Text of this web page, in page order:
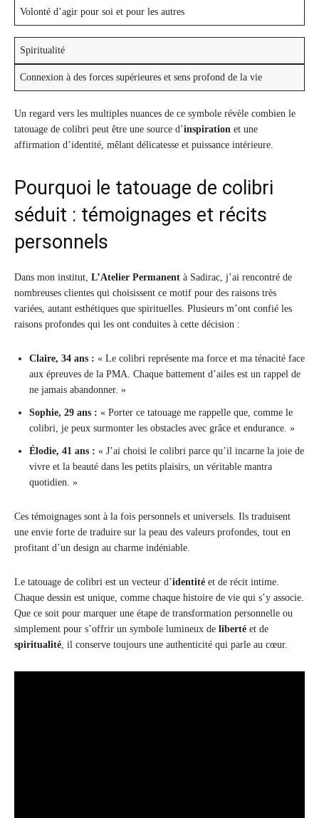
Volonté d’agir pour soi et pour les autres
Spiritualité
Connexion à des forces supérieures et sens profond de la vie
Un regard vers les multiples nuances de ce symbole révèle combien le
tatouage de colibri peut être une source d’inspiration et une
affirmation d’identité, mêlant délicatesse et puissance intérieure.
Pourquoi le tatouage de colibri
séduit : témoignages et récits
personnels
Dans mon institut, L’Atelier Permanent à Sadirac, j’ai rencontré de
nombreuses clientes qui choisissent ce motif pour des raisons très
variées, autant esthétiques que spirituelles. Plusieurs m’ont confié les
raisons profondes qui les ont conduites à cette décision :
Claire, 34 ans : « Le colibri représente ma force et ma ténacité face
aux épreuves de la PMA. Chaque battement d’ailes est un rappel de
ne jamais abandonner. »
Sophie, 29 ans : « Porter ce tatouage me rappelle que, comme le
colibri, je peux surmonter les obstacles avec grâce et endurance. »
Élodie, 41 ans : « J’ai choisi le colibri parce qu’il incarne la joie de
vivre et la beauté dans les petits plaisirs, un véritable mantra
quotidien. »
Ces témoignages sont à la fois personnels et universels. Ils traduisent
une envie forte de traduire sur la peau des valeurs profondes, tout en
profitant d’un design au charme indéniable.
Le tatouage de colibri est un vecteur d’identité et de récit intime.
Chaque dessin est unique, comme chaque histoire de vie qui s’y associe.
Que ce soit pour marquer une étape de transformation personnelle ou
simplement pour s’offrir un symbole lumineux de liberté et de
spiritualité, il conserve toujours une authenticité qui parle au cœur.